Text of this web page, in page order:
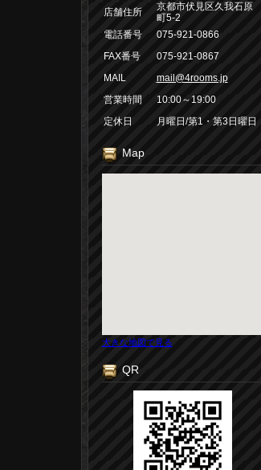
店舗住所
京都市伏見区久我石原
町5-2
電話番号
075-921-0866
FAX番号
075-921-0867
MAIL
mail@4rooms.jp
営業時間
10:00～19:00
定休日
月曜日/第1・第3日曜日
Map
大きな地図で見る
QR